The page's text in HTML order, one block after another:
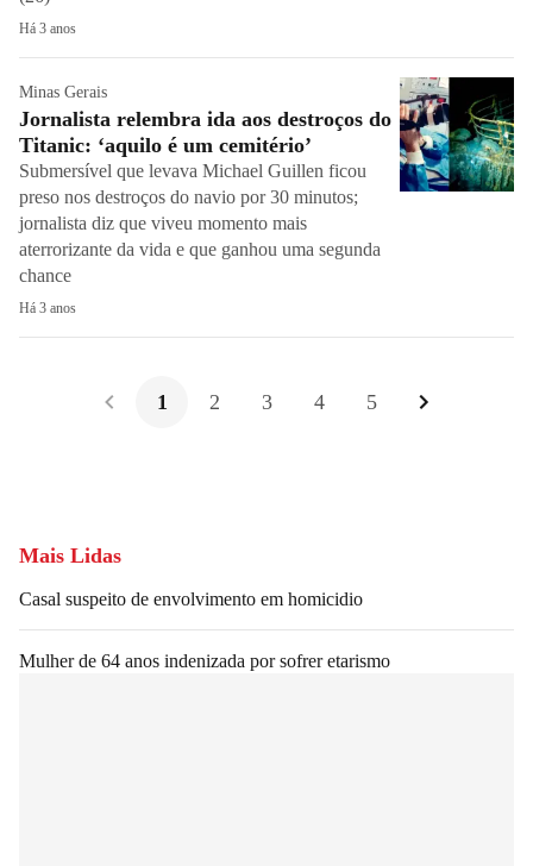
Há 3 anos
Minas Gerais
Jornalista relembra ida aos destroços do
Titanic: ‘aquilo é um cemitério’
Submersível que levava Michael Guillen ficou
preso nos destroços do navio por 30 minutos;
jornalista diz que viveu momento mais
aterrorizante da vida e que ganhou uma segunda
chance
Há 3 anos
1 2 3 4 5
Mais Lidas
Casal suspeito de envolvimento em homicidio
Mulher de 64 anos indenizada por sofrer etarismo